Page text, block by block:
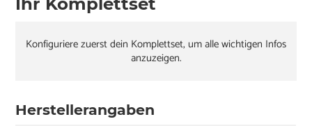
Konfiguriere zuerst dein Komplettset, um alle wichtigen Infos
anzuzeigen.
Herstellerangaben